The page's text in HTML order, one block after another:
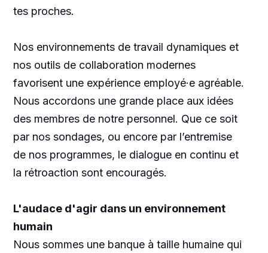
tes proches.
Nos environnements de travail dynamiques et
nos outils de collaboration modernes
favorisent une expérience employé·e agréable.
Nous accordons une grande place aux idées
des membres de notre personnel. Que ce soit
par nos sondages, ou encore par l’entremise
de nos programmes, le dialogue en continu et
la rétroaction sont encouragés.
L'audace d'agir dans un environnement
humain
Nous sommes une banque à taille humaine qui